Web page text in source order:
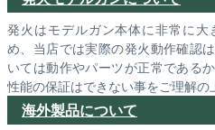
発火はモデルガン本体に非常に
め、当店では実際の発火動作確認
いては動作やパーツが正常である
性能の保証はできない事をご理解の
海外製品について